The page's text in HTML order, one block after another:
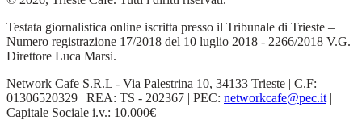
Testata giornalistica online iscritta presso il Tribunale di Trieste –
Numero registrazione 17/2018 del 10 luglio 2018 - 2266/2018 V.G.
Direttore Luca Marsi.
Network Cafe S.R.L - Via Palestrina 10, 34133 Trieste | C.F:
01306520329 | REA: TS - 202367 | PEC: networkcafe@pec.it |
Capitale Sociale i.v.: 10.000€